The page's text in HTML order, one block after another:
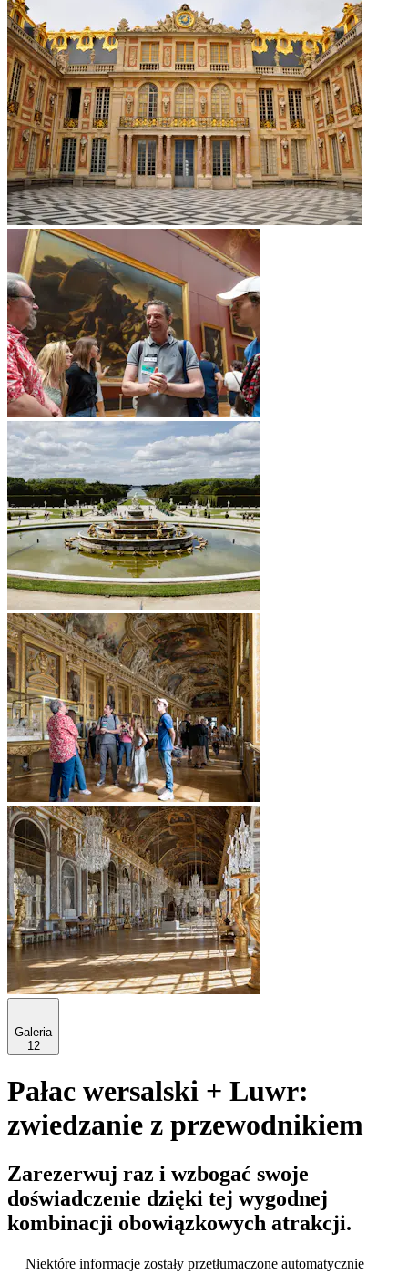
Galeria
12
Pałac wersalski + Luwr:
zwiedzanie z przewodnikiem
Zarezerwuj raz i wzbogać swoje
doświadczenie dzięki tej wygodnej
kombinacji obowiązkowych atrakcji.
Niektóre informacje zostały przetłumaczone automatycznie